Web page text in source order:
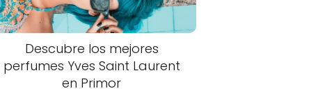
Descubre los mejores
perfumes Yves Saint Laurent
en Primor